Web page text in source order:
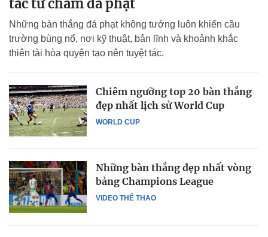
tác từ chấm đá phạt
Những bàn thắng đá phạt không tưởng luôn khiến cầu
trường bùng nổ, nơi kỹ thuật, bản lĩnh và khoảnh khắc
thiên tài hòa quyện tạo nên tuyệt tác.
WORLD CUP
Chiêm ngưỡng top 20 bàn thắng
đẹp nhất lịch sử World Cup
VIDEO THỂ THAO
Những bàn thắng đẹp nhất vòng
bảng Champions League